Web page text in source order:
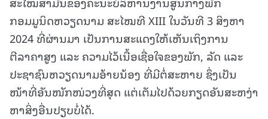
ກອມມູນິດຫວຽດນາມ ສະໄໝທີ XIII ໃນວັນທີ 3 ສິງຫາ
2024 ທີ່ຜ່ານມາ ເປັນການສະແດງໃຫ້ເຫັນເຖິງການ
ຕີລາຄາສູງ ແລະ ຄວາມໄວ້ເນື້ອເຊື່ອໃຈຂອງພັກ, ລັດ ແລະ
ປະຊາຊົນຫວຽດນາມອ້າຍນ້ອງ ທີ່ມີຕໍ່ສະຫາຍ ຊຶ່ງເປັນ
ໜ້າທີ່ອັນໜັກໜ່ວງທີ່ສຸດ ແຕ່ເຕັມໄປດ້ວຍກຽດອັນສະຫງ່າ
ຫາສິ່ງອື່ນປຽບບໍ່ໄດ້.